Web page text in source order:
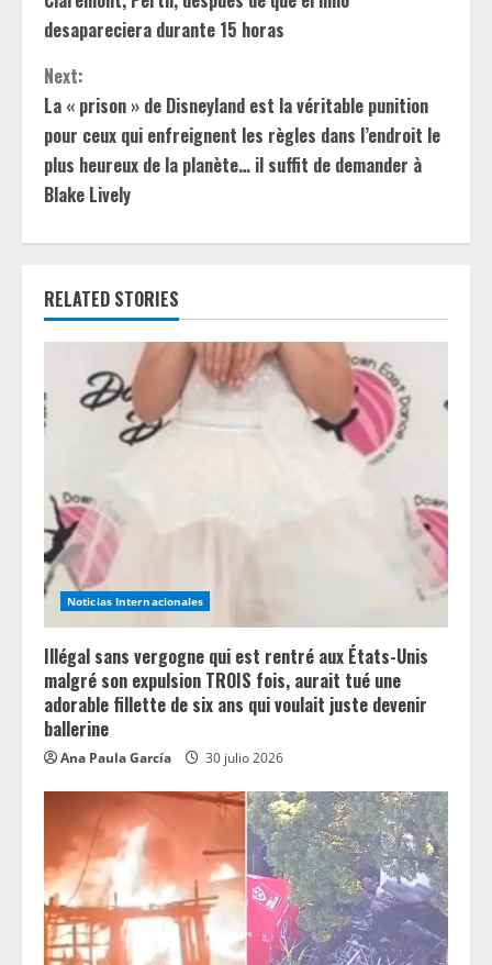
n
t
i
n
R
a
i
n
g
desapareciera durante 15 horas
Next:
La « prison » de Disneyland est la véritable punition
pour ceux qui enfreignent les règles dans l’endroit le
plus heureux de la planète… il suffit de demander à
Blake Lively
RELATED STORIES
Noticias Internacionales
Illégal sans vergogne qui est rentré aux États-Unis
malgré son expulsion TROIS fois, aurait tué une
adorable fillette de six ans qui voulait juste devenir
ballerine
Ana Paula García 30 julio 2026